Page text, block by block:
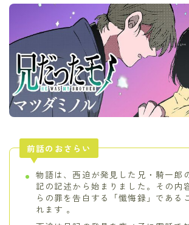
前話のおさらい
物語は、西迫が発見した兄・騎一郎
記の記述から始まりました。その内
らの罪を告白する「懺悔録」である
れます 。